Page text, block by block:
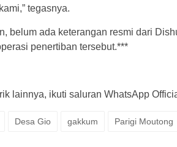
tegasnya.
belum ada keterangan resmi dari
penertiban tersebut.***
lainnya, ikuti saluran WhatsApp
Desa Gio gakkum Parigi Moutong